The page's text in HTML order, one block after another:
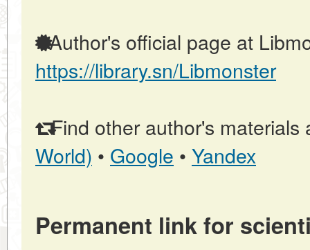
Author's official page at
https://library.sn/Libmonster
Find other author's materials
World) • Google • Yandex
Permanent link for